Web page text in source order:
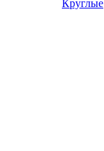
Круглые